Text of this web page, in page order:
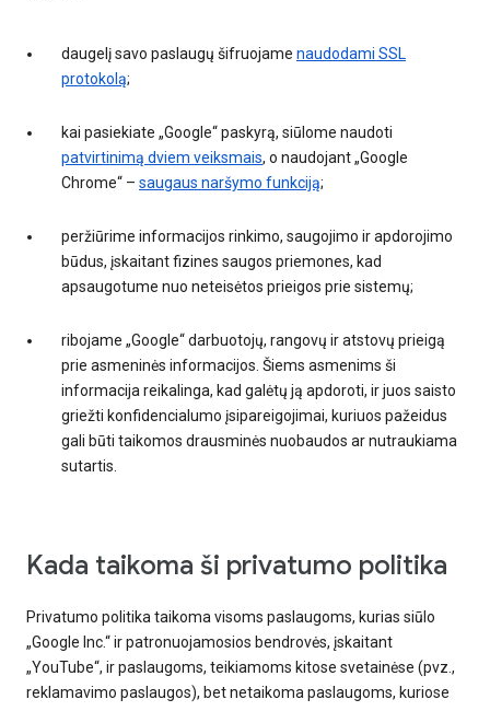
daugelį savo paslaugų šifruojame naudodami SSL
protokolą;
kai pasiekiate „Google“ paskyrą, siūlome naudoti
patvirtinimą dviem veiksmais, o naudojant „Google
Chrome“ – saugaus naršymo funkciją;
peržiūrime informacijos rinkimo, saugojimo ir apdorojimo
būdus, įskaitant fizines saugos priemones, kad
apsaugotume nuo neteisėtos prieigos prie sistemų;
ribojame „Google“ darbuotojų, rangovų ir atstovų prieigą
prie asmeninės informacijos. Šiems asmenims ši
informacija reikalinga, kad galėtų ją apdoroti, ir juos saisto
griežti konfidencialumo įsipareigojimai, kuriuos pažeidus
gali būti taikomos drausminės nuobaudos ar nutraukiama
sutartis.
Kada taikoma ši privatumo politika
Privatumo politika taikoma visoms paslaugoms, kurias siūlo
„Google Inc.“ ir patronuojamosios bendrovės, įskaitant
„YouTube“, ir paslaugoms, teikiamoms kitose svetainėse (pvz.,
reklamavimo paslaugos), bet netaikoma paslaugoms, kuriose